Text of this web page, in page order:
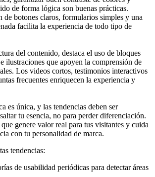
de forma lógica son buenas prácticas.
de botones claros, formularios simples y una
facilita la experiencia de todo tipo de
del contenido, destaca el uso de bloques
ilustraciones que apoyen la comprensión de
Los videos cortos, testimonios interactivos
frecuentes enriquecen la experiencia y
es única, y las tendencias deben ser
tu esencia, no para perder diferenciación.
genere valor real para tus visitantes y cuida
con tu personalidad de marca.
tendencias:
de usabilidad periódicas para detectar áreas